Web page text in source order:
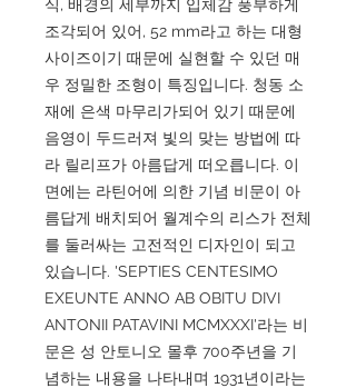
식, 배경의 세부까지 입체감 풍부하게
조각되어 있어, 52 mm라고 하는 대형
사이즈이기 때문에 실현할 수 있던 매
우 정밀한 조형이 특징입니다. 청동 소
재에 은색 마무리가되어 있기 때문에
음영이 두드러져 빛의 맞는 방법에 따
라 릴리프가 아름답게 떠오릅니다. 이
면에는 라틴어에 의한 기념 비문이 아
름답게 배치되어 월계수의 리스가 전체
를 둘러싸는 고전적인 디자인이 되고
있습니다. 'SEPTIES CENTESIMO
EXEUNTE ANNO AB OBITU DIVI
ANTONII PATAVINI MCMXXXI'라는 비
문은 성 안토니오 몰후 700주년을 기
념하는 내용을 나타내며 1931년이라는